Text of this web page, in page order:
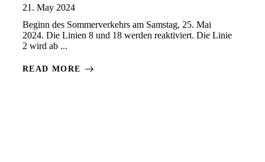
21. May 2024
Beginn des Sommerverkehrs am Samstag, 25. Mai
2024. Die Linien 8 und 18 werden reaktiviert. Die Linie
2 wird ab ...
READ MORE